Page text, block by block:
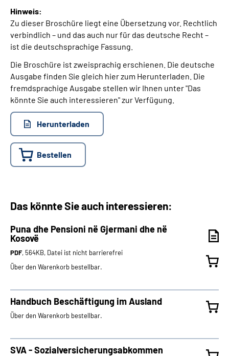
Hinweis:
Zu dieser Broschüre liegt eine Übersetzung vor. Rechtlich
verbindlich – und das auch nur für das deutsche Recht –
ist die deutschsprachige Fassung.
Die Broschüre ist zweisprachig erschienen. Die deutsche
Ausgabe finden Sie gleich hier zum Herunterladen. Die
fremdsprachige Ausgabe stellen wir Ihnen unter "Das
könnte Sie auch interessieren" zur Verfügung.
Herunterladen
Bestellen
Das könnte Sie auch interessieren:
Puna dhe Pensioni në Gjermani dhe në
Kosovë
PDF, 564KB, Datei ist nicht barrierefrei
Über den Warenkorb bestellbar.
Handbuch Beschäftigung im Ausland
Über den Warenkorb bestellbar.
SVA - Sozialversicherungsabkommen